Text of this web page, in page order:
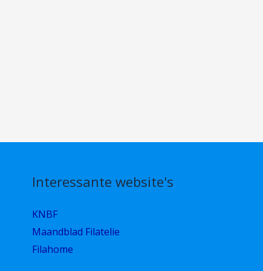
Interessante website's
KNBF
Maandblad Filatelie
Filahome